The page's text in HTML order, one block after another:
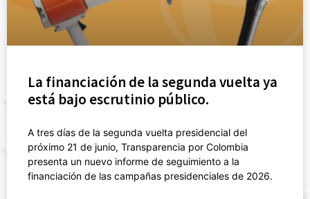
La financiación de la segunda vuelta ya
está bajo escrutinio público.
A tres días de la segunda vuelta presidencial del
próximo 21 de junio, Transparencia por Colombia
presenta un nuevo informe de seguimiento a la
financiación de las campañas presidenciales de 2026.